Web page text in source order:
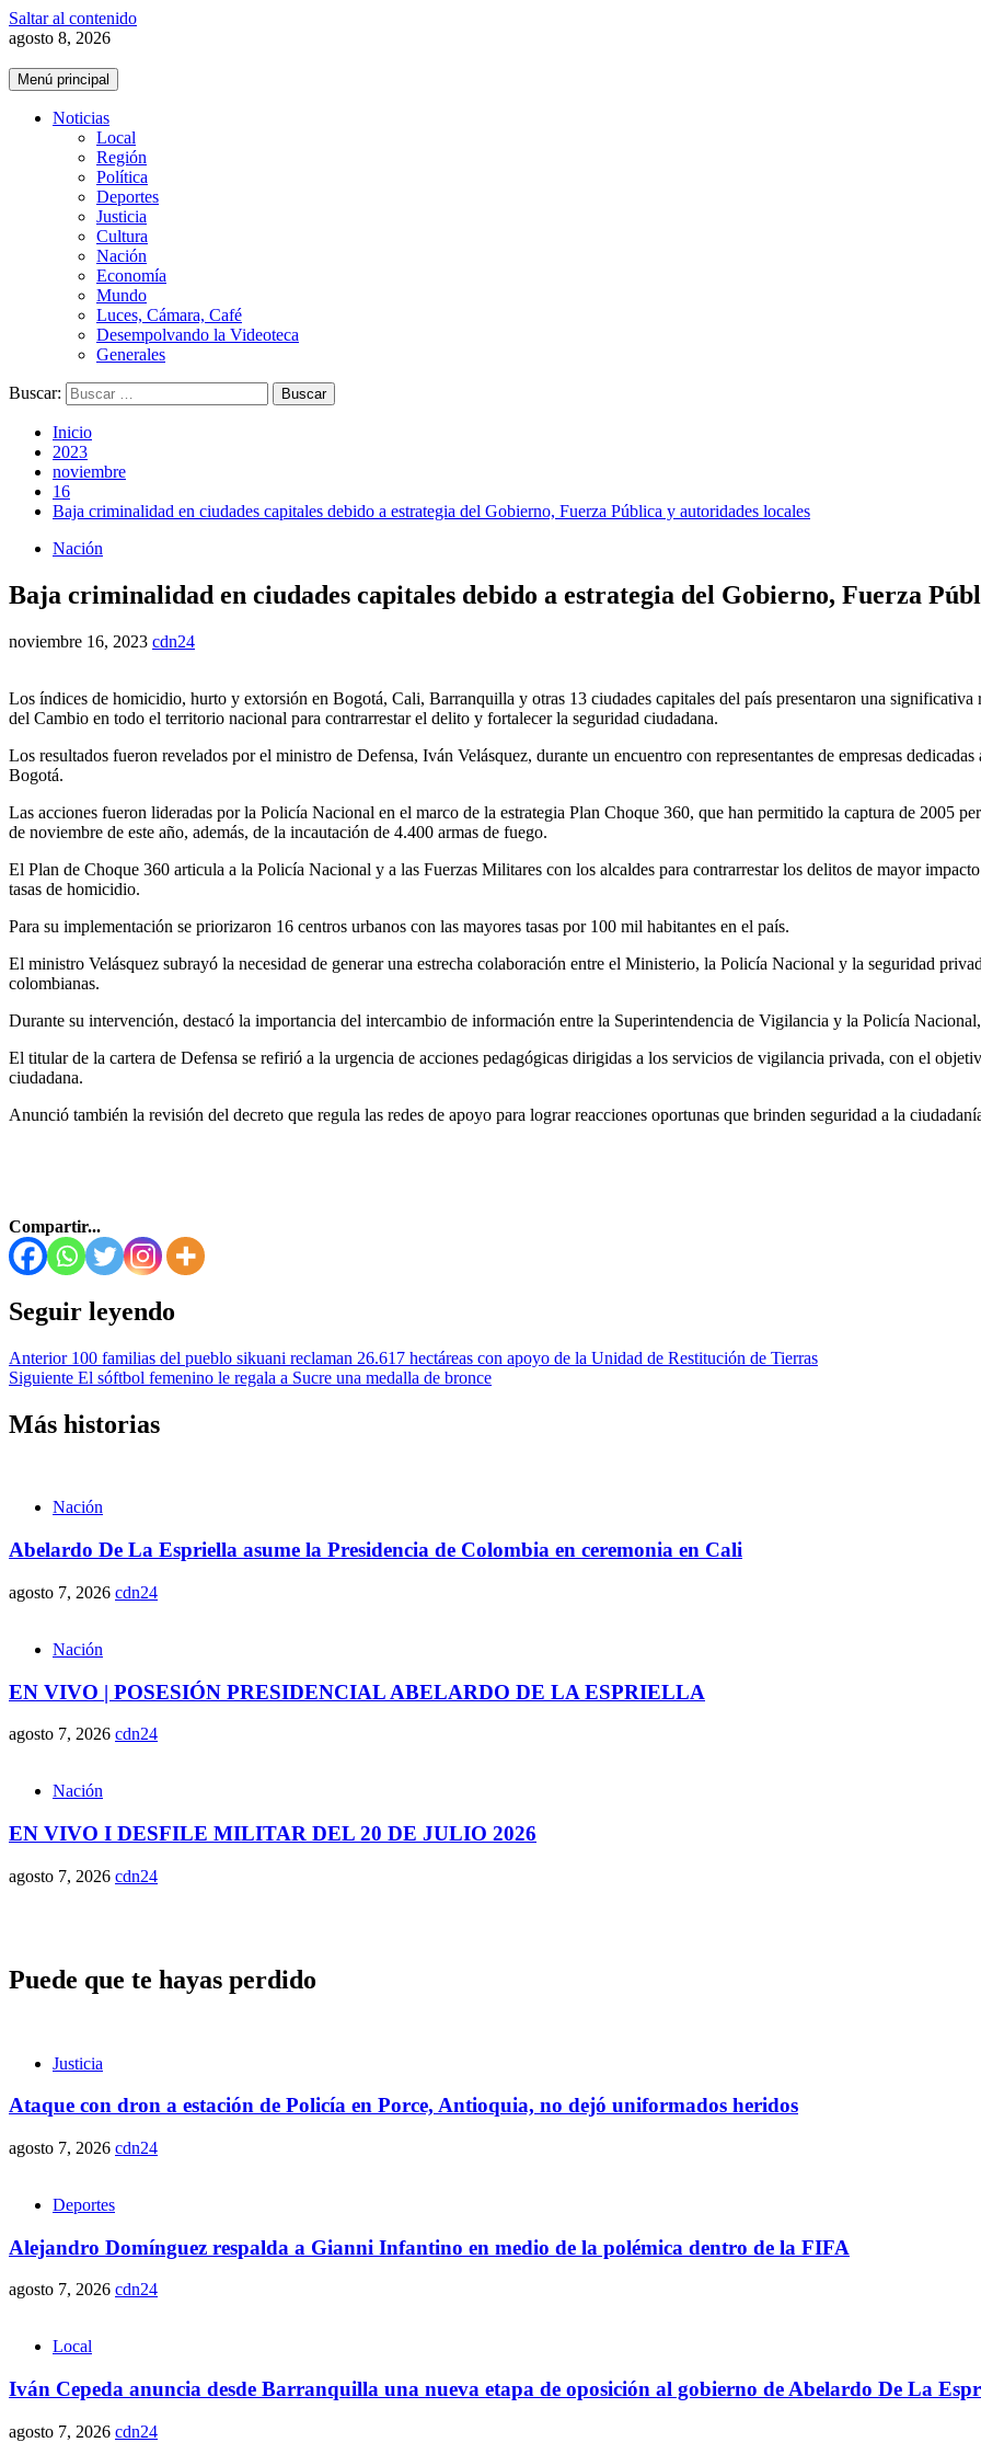
Saltar al contenido
agosto 8, 2026
Menú principal
Noticias
Local
Región
Política
Deportes
Justicia
Cultura
Nación
Economía
Mundo
Luces, Cámara, Café
Desempolvando la Videoteca
Generales
Buscar:
Inicio
2023
noviembre
16
Baja criminalidad en ciudades capitales debido a estrategia del Gobierno, Fuerza Pública y autoridades locales
Nación
Baja criminalidad en ciudades capitales debido a estrategia del Gobierno, Fuerza
noviembre 16, 2023 cdn24
Los índices de homicidio, hurto y extorsión en Bogotá, Cali, Barranquilla y otras 13 ciudades capitales del país presentaron una significativa
del Cambio en todo el territorio nacional para contrarrestar el delito y fortalecer la seguridad ciudadana.
Los resultados fueron revelados por el ministro de Defensa, Iván Velásquez, durante un encuentro con representantes de empresas
Bogotá.
Las acciones fueron lideradas por la Policía Nacional en el marco de la estrategia Plan Choque 360, que han permitido la captura de 2005
de noviembre de este año, además, de la incautación de 4.400 armas de fuego.
El Plan de Choque 360 articula a la Policía Nacional y a las Fuerzas Militares con los alcaldes para contrarrestar los delitos de mayor
tasas de homicidio.
Para su implementación se priorizaron 16 centros urbanos con las mayores tasas por 100 mil habitantes en el país.
El ministro Velásquez subrayó la necesidad de generar una estrecha colaboración entre el Ministerio, la Policía Nacional y la seguridad
colombianas.
Durante su intervención, destacó la importancia del intercambio de información entre la Superintendencia de Vigilancia y la Policía
El titular de la cartera de Defensa se refirió a la urgencia de acciones pedagógicas dirigidas a los servicios de vigilancia privada, con el
ciudadana.
Anunció también la revisión del decreto que regula las redes de apoyo para lograr reacciones oportunas que brinden seguridad a la
Compartir...
Seguir leyendo
Anterior100 familias del pueblo sikuani reclaman 26.617 hectáreas con apoyo de la Unidad de Restitución de Tierras
Siguiente El sóftbol femenino le regala a Sucre una medalla de bronce
Más historias
Nación
Abelardo De La Espriella asume la Presidencia de Colombia en ceremonia en Cali
agosto 7, 2026 cdn24
Nación
EN VIVO | POSESIÓN PRESIDENCIAL ABELARDO DE LA ESPRIELLA
agosto 7, 2026 cdn24
Nación
EN VIVO I DESFILE MILITAR DEL 20 DE JULIO 2026
agosto 7, 2026 cdn24
Puede que te hayas perdido
Justicia
Ataque con dron a estación de Policía en Porce, Antioquia, no dejó uniformados heridos
agosto 7, 2026 cdn24
Deportes
Alejandro Domínguez respalda a Gianni Infantino en medio de la polémica dentro de la FIFA
agosto 7, 2026 cdn24
Local
Iván Cepeda anuncia desde Barranquilla una nueva etapa de oposición al gobierno de Abelardo De La
agosto 7, 2026 cdn24